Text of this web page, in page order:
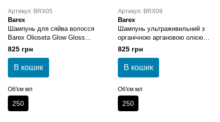
Артикул: BRX05
Barex
Шампунь для сяйва волосся
Barex Olioseta Glow Gloss
Shampoo
825 грн
В кошик
Об'єм мл
250
Артикул: BRX09
Barex
Шампунь ультраживильний з
органічною аргановою олією
Barex Olioseta Nourish Oil
Infused Shampoo
825 грн
В кошик
Об'єм мл
250